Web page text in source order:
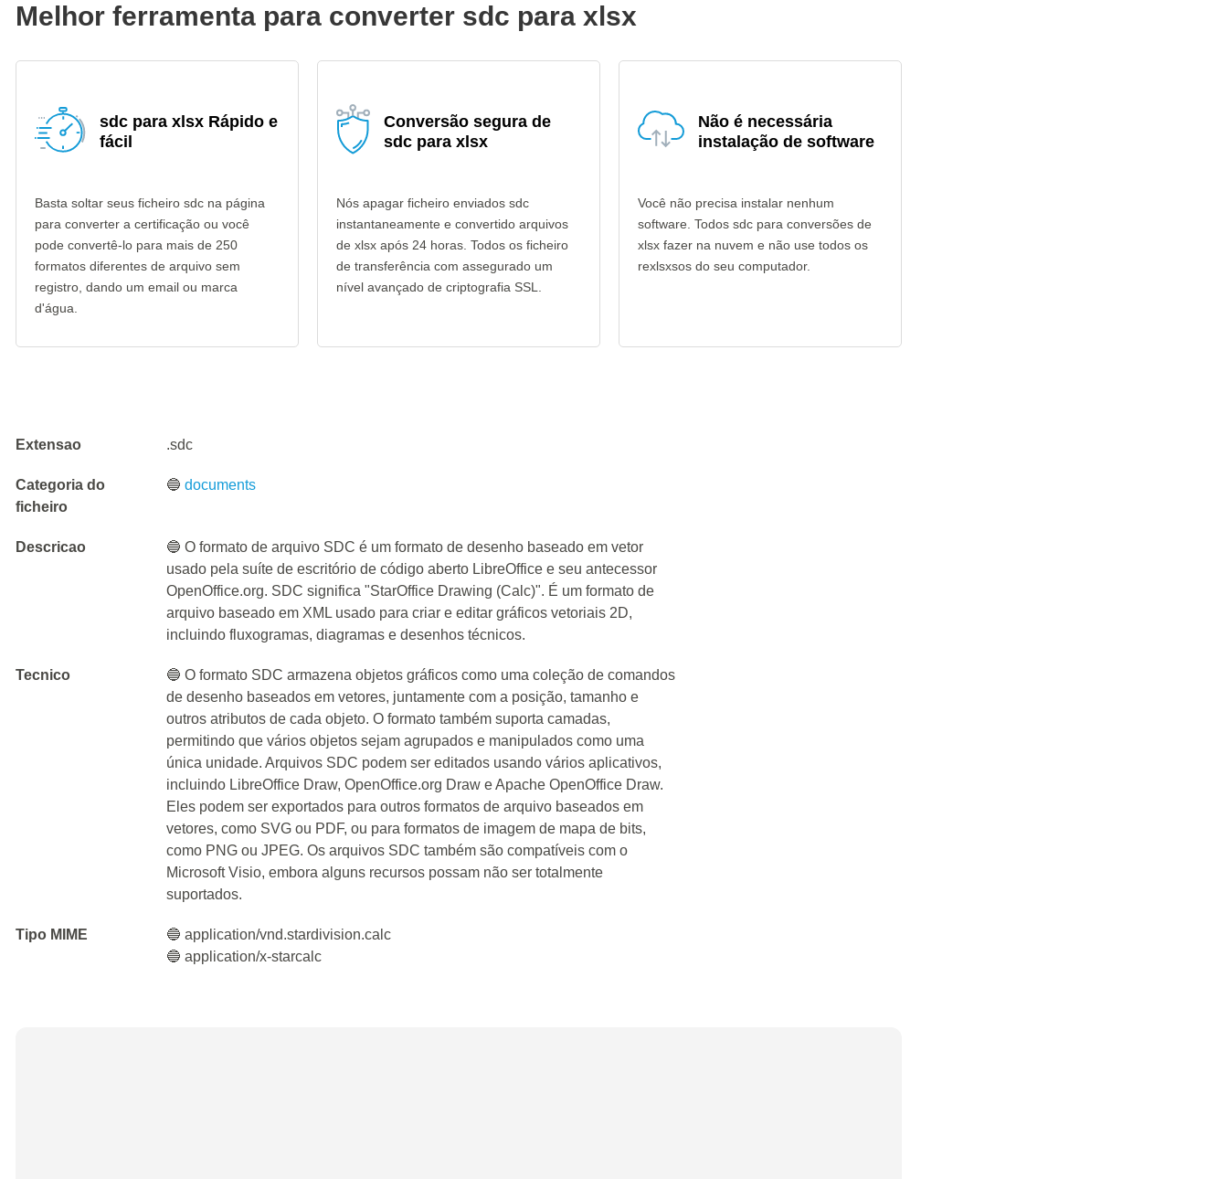
Melhor ferramenta para converter sdc para xlsx
sdc para xlsx Rápido e
fácil
Basta soltar seus ficheiro sdc na página
para converter a certificação ou você
pode convertê-lo para mais de 250
formatos diferentes de arquivo sem
registro, dando um email ou marca
d'água.
Conversão segura de
sdc para xlsx
Nós apagar ficheiro enviados sdc
instantaneamente e convertido arquivos
de xlsx após 24 horas. Todos os ficheiro
de transferência com assegurado um
nível avançado de criptografia SSL.
Não é necessária
instalação de software
Você não precisa instalar nenhum
software. Todos sdc para conversões de
xlsx fazer na nuvem e não use todos os
rexlsxsos do seu computador.
Extensao .sdc
Categoria do
ficheiro
🔵documents
Descricao
🔵 O formato de arquivo SDC é um formato de desenho baseado em vetor
usado pela suíte de escritório de código aberto LibreOffice e seu antecessor
OpenOffice.org. SDC significa "StarOffice Drawing (Calc)". É um formato de
arquivo baseado em XML usado para criar e editar gráficos vetoriais 2D,
incluindo fluxogramas, diagramas e desenhos técnicos.
Tecnico
🔵 O formato SDC armazena objetos gráficos como uma coleção de comandos
de desenho baseados em vetores, juntamente com a posição, tamanho e
outros atributos de cada objeto. O formato também suporta camadas,
permitindo que vários objetos sejam agrupados e manipulados como uma
única unidade. Arquivos SDC podem ser editados usando vários aplicativos,
incluindo LibreOffice Draw, OpenOffice.org Draw e Apache OpenOffice Draw.
Eles podem ser exportados para outros formatos de arquivo baseados em
vetores, como SVG ou PDF, ou para formatos de imagem de mapa de bits,
como PNG ou JPEG. Os arquivos SDC também são compatíveis com o
Microsoft Visio, embora alguns recursos possam não ser totalmente
suportados.
Tipo MIME
🔵 application/vnd.stardivision.calc
🔵 application/x-starcalc